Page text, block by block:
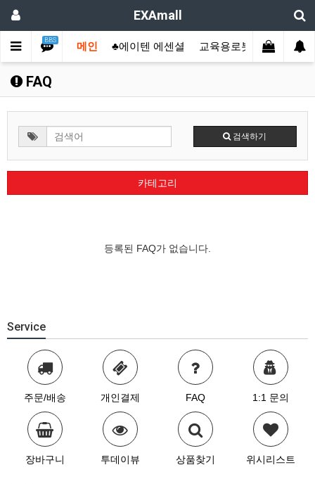
EXAmall
BBS
메인 ♣에이텐 에센셜 교육용로봇 산업용컴
FAQ
검색하기
카테고리
등록된 FAQ가 없습니다.
Service
주문/배송 개인결제 FAQ 1:1 문의
장바구니 투데이뷰 상품찾기 위시리스트